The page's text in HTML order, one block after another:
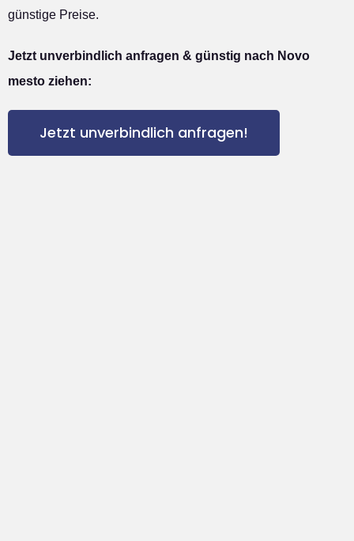
günstige Preise.
Jetzt unverbindlich anfragen & günstig nach Novo
mesto ziehen:
Jetzt unverbindlich anfragen!